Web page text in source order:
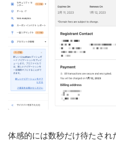
体感的には数秒だけ待たされ